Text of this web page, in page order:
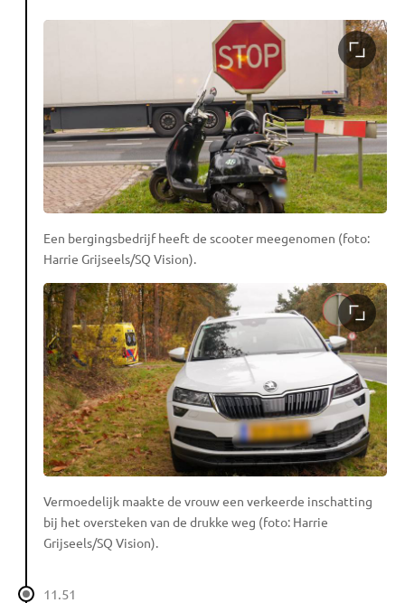
Een bergingsbedrijf heeft de scooter meegenomen (foto:
Harrie Grijseels/SQ Vision).
Vermoedelijk maakte de vrouw een verkeerde inschatting
bij het oversteken van de drukke weg (foto: Harrie
Grijseels/SQ Vision).
11.51